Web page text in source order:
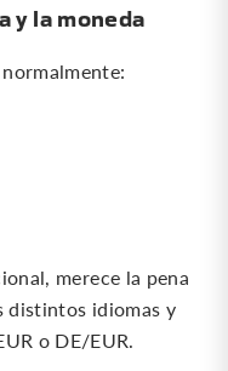
y la moneda
merece la pena
distintos idiomas y
o DE/EUR.